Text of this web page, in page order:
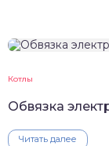
Котлы
Обвязка
Читать далее